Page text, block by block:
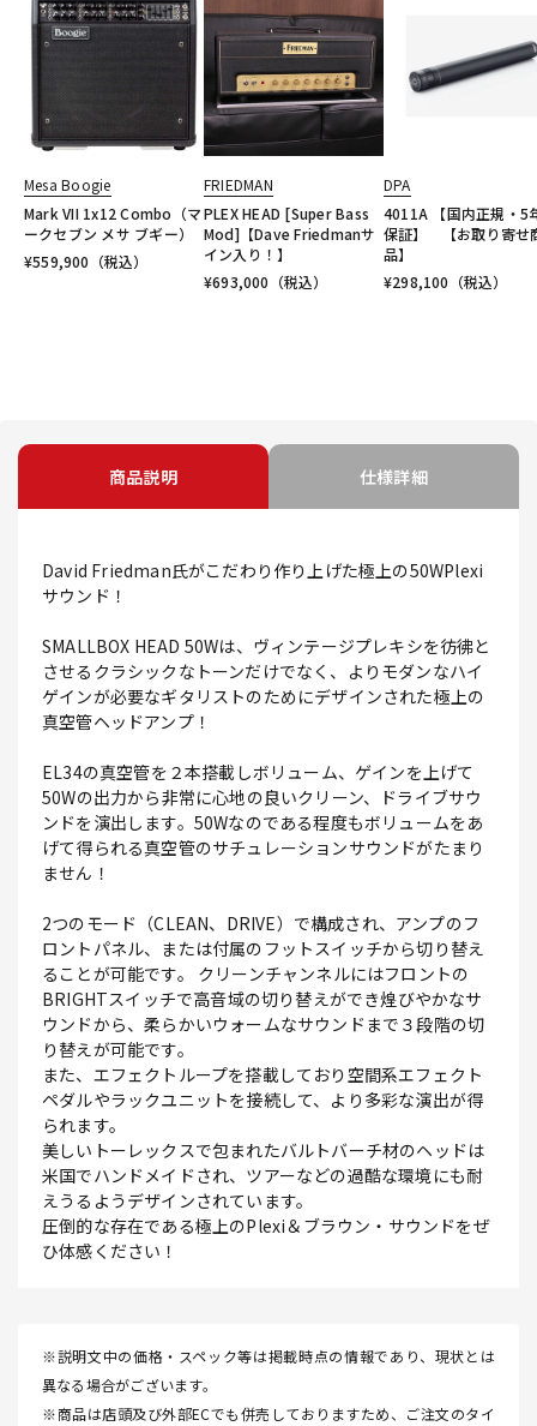
Mesa Boogie
Mark VII 1x12 Combo（マ
ークセブン メサ ブギー）
¥559,900 （税込）
FRIEDMAN
PLEX HEAD [Super Bass
Mod]【Dave Friedmanサ
イン入り！】
¥693,000 （税込）
DPA
4011A 【国内正規・5
保証】 【お取り寄せ
品】
¥298,100 （税込）
商品説明 仕様詳細
David Friedman氏がこだわり作り上げた極上の50WPlexi
サウンド！
SMALLBOX HEAD 50Wは、ヴィンテージプレキシを彷彿と
させるクラシックなトーンだけでなく、よりモダンなハイ
ゲインが必要なギタリストのためにデザインされた極上の
真空管ヘッドアンプ！
EL34の真空管を２本搭載しボリューム、ゲインを上げて
50Wの出力から非常に心地の良いクリーン、ドライブサウ
ンドを演出します。50Wなのである程度もボリュームをあ
げて得られる真空管のサチュレーションサウンドがたまり
ません！
2つのモード（CLEAN、DRIVE）で構成され、アンプのフ
ロントパネル、または付属のフットスイッチから切り替え
ることが可能です。 クリーンチャンネルにはフロントの
BRIGHTスイッチで高音域の切り替えができ煌びやかなサ
ウンドから、柔らかいウォームなサウンドまで３段階の切
り替えが可能です。
また、エフェクトループを搭載しており空間系エフェクト
ペダルやラックユニットを接続して、より多彩な演出が得
られます。
美しいトーレックスで包まれたバルトバーチ材のヘッドは
米国でハンドメイドされ、ツアーなどの過酷な環境にも耐
えうるようデザインされています。
圧倒的な存在である極上のPlexi＆ブラウン・サウンドをぜ
ひ体感ください！
※説明文中の価格・スペック等は掲載時点の情報であり、現状とは
異なる場合がございます。
※商品は店頭及び外部ECでも併売しておりますため、ご注文のタイ